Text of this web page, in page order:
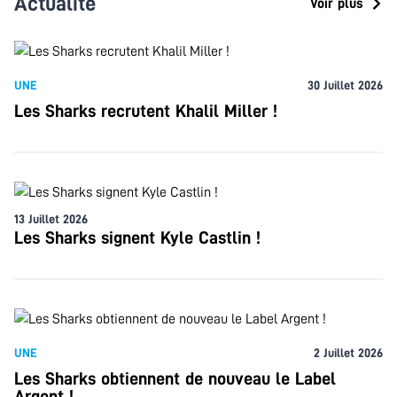
Voir plus
UNE 30 Juillet 2026
Les Sharks recrutent Khalil Miller !
13 Juillet 2026
Les Sharks signent Kyle Castlin !
UNE 2 Juillet 2026
Les Sharks obtiennent de nouveau le Label